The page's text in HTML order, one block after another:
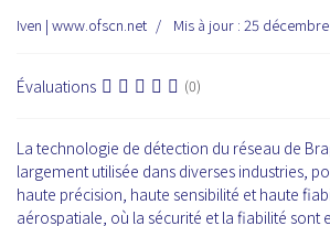
Iven | www.ofscn.net Mis à jour : 25
Évaluations (0)
La technologie de détection du réseau de
largement utilisée dans diverses industries,
haute précision, haute sensibilité et haute
aérospatiale, où la sécurité et la fiabilité sont